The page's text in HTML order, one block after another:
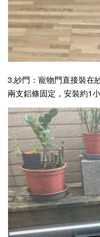
3.紗門：寵物門直接裝在
兩支鋁條固定，安裝約1